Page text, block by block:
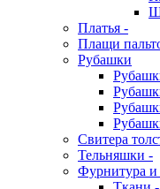
Платья -
Плащи
Рубашки
Свитера
Тельняшки -
Фурнитура и